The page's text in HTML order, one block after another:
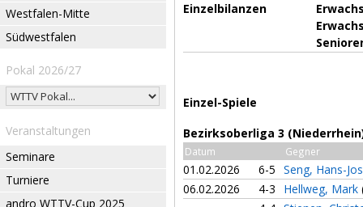
Westfalen-Mitte
Südwestfalen
Pokal 2026/27
Veranstaltungen
Seminare
Turniere
andro WTTV-Cup 2025
Einzelbilanzen
Einzel-Spiele
Bezirksoberliga 3
Datum Gegner
01.02.2026 6-5 Seng, Hans-
06.02.2026
4-3 Hellweg, Mark